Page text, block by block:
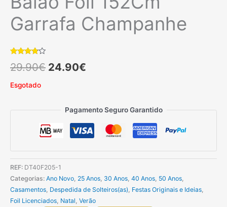
Garrafa Champanhe
com3.67
base em
29.90€ O
original
era:
24.90€
atual
é:
Esgotado
Pagamento Seguro Garantido
REF: DT40F205-1
Categorias: Ano Novo 25 Anos 30 Anos 40 Anos 50 Anos
Casamentos Despedida de Solteiros(as) Festas Originais e Ideias
Foil Licenciados Natal Verão